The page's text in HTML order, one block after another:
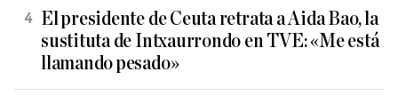
El presidente de Ceuta retrata a Aida Bao, la
sustituta de Intxaurrondo en TVE: «Me está
llamando pesado»